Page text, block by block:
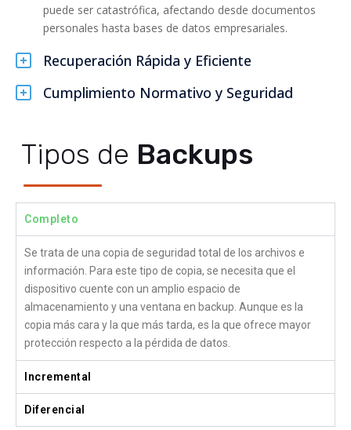
puede ser catastrófica, afectando desde documentos
personales hasta bases de datos empresariales.
Recuperación Rápida y Eficiente
Cumplimiento Normativo y Seguridad
Tipos de Backups
Completo
Se trata de una copia de seguridad total de los archivos e
información. Para este tipo de copia, se necesita que el
dispositivo cuente con un amplio espacio de
almacenamiento y una ventana en backup. Aunque es la
copia más cara y la que más tarda, es la que ofrece mayor
protección respecto a la pérdida de datos.
Incremental
Diferencial